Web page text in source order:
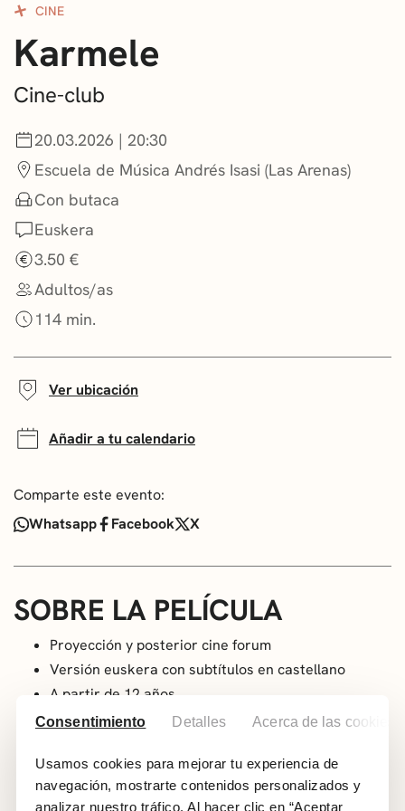
Consentimiento Detalles Acerca de las cookies
Usamos cookies para mejorar tu experiencia de
navegación, mostrarte contenidos personalizados y
analizar nuestro tráfico. Al hacer clic en “Aceptar
NOTICIAS
GETXO KULTURA
ASOCIACIONES CULTURALES
CINE
Karmele
Cine-club
20.03.2026 | 20:30
Escuela de Música Andrés Isasi (Las Arenas)
Con butaca
Euskera
3.50 €
Adultos/as
114 min.
Ver ubicación
Añadir a tu calendario
Comparte este evento:
Whatsapp
Facebook X
SOBRE LA PELÍCULA
Proyección y posterior cine forum
Versión euskera con subtítulos en castellano
A partir de 12 años
Género: Drama. Romance.
País: España
Duración: 114 min